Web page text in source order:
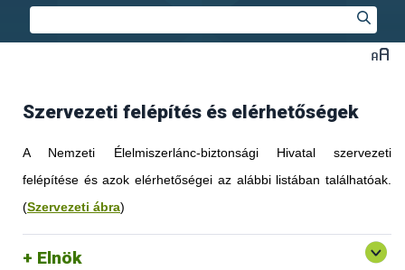
Szervezeti felépítés és elérhetőségek
A Nemzeti Élelmiszerlánc-biztonsági Hivatal szervezeti
felépítése és azok elérhetőségei az alábbi listában találhatóak.
(Szervezeti ábra)
Elnök